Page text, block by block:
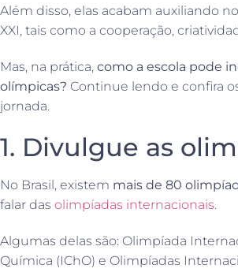
Além disso, elas acabam auxiliando
XXI, tais como a cooperação,
Mas, na prática, como a escola pode
olímpicas? Continue lendo e confira
jornada.
1. Divulgue as
No Brasil, existem mais de 80
falar das olimpíadas internacionais.
Algumas delas são: Olimpíada
Química (IChO) e Olimpíadas